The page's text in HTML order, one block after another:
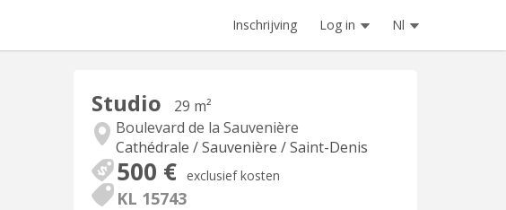
Inschrijving Log in Nl
Studio
29 m²
Boulevard de la Sauvenière
Cathédrale / Sauvenière / Saint-Denis
500 € exclusief kosten
KL 15743